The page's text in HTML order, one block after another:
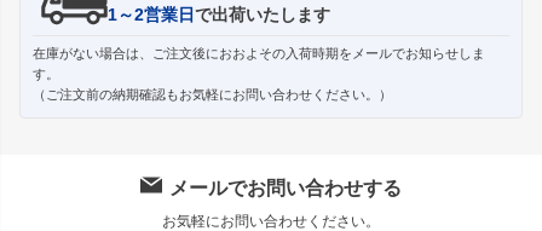
1～2営業日で出荷いたします
在庫がない場合は、ご注文後におおよその入荷時期をメールでお知らせしま
す。
（ご注文前の納期確認もお気軽にお問い合わせください。）
メールでお問い合わせする
お気軽にお問い合わせください。